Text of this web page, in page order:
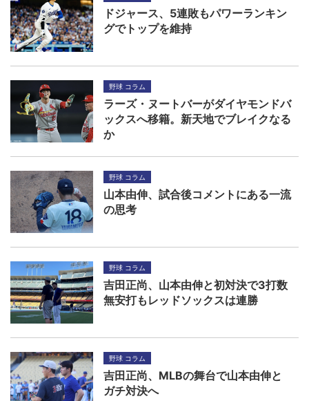
ドジャース、5連敗もパワーランキン
グでトップを維持
野球 コラム
ラーズ・ヌートバーがダイヤモンドバ
ックスへ移籍。新天地でブレイクなる
か
野球 コラム
山本由伸、試合後コメントにある一流
の思考
野球 コラム
吉田正尚、山本由伸と初対決で3打数
無安打もレッドソックスは連勝
野球 コラム
吉田正尚、MLBの舞台で山本由伸と
ガチ対決へ